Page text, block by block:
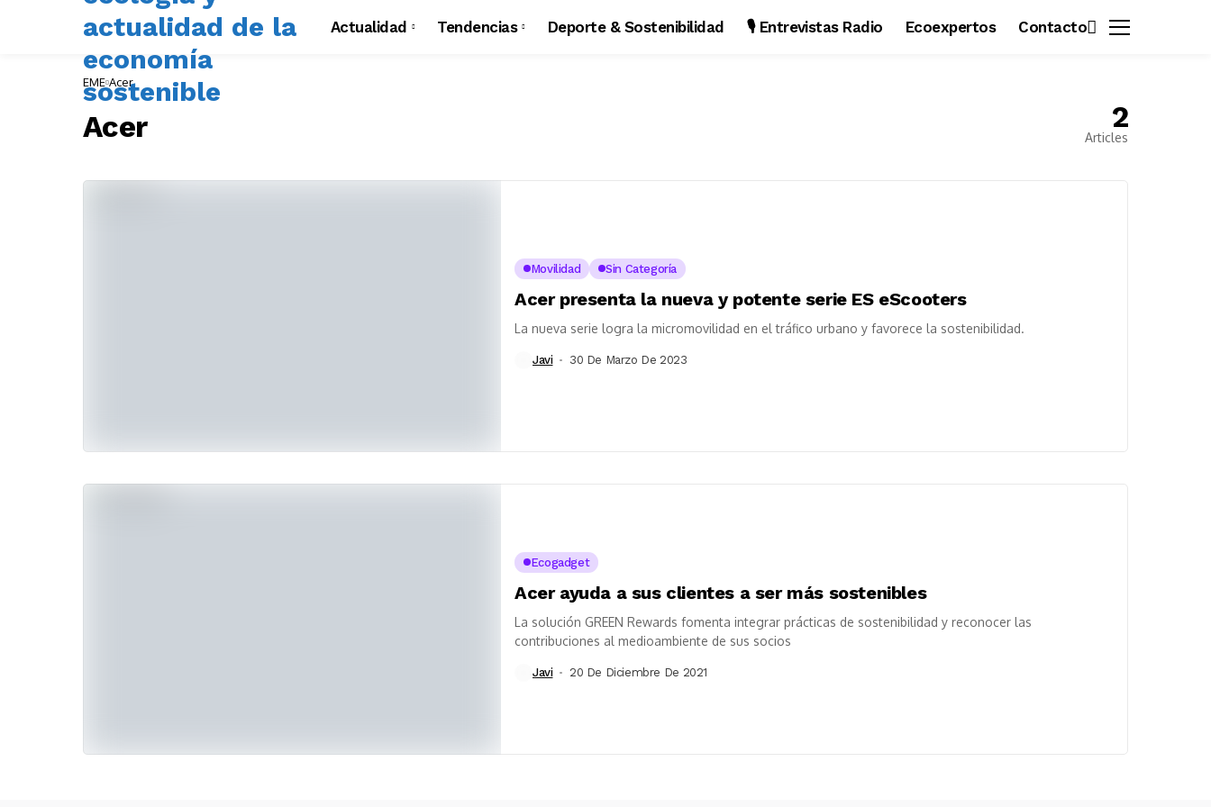
Actualidad Tendencias Deporte & Sostenibilidad 🎙️ Entrevistas Radio Ecoexpertos Contacto
EME Acer
Acer 2
Articles
Movilidad Sin Categoría
Acer presenta la nueva y potente serie ES eScooters
La nueva serie logra la micromovilidad en el tráfico urbano y favorece la sostenibilidad.
Javi 30 De Marzo De 2023
Ecogadget
Acer ayuda a sus clientes a ser más sostenibles
La solución GREEN Rewards fomenta integrar prácticas de sostenibilidad y reconocer las
contribuciones al medioambiente de sus socios
Javi 20 De Diciembre De 2021